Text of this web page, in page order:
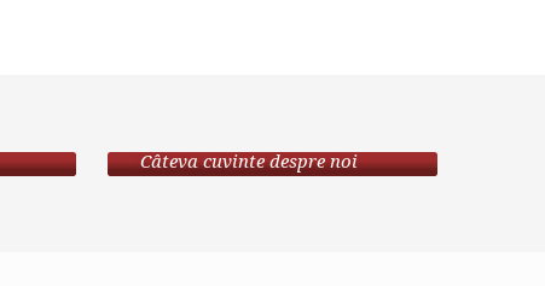
Câteva cuvinte despre noi